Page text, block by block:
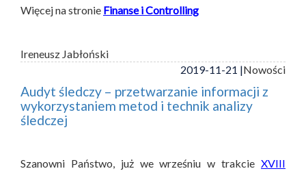
Więcej na stronie Finanse i Controlling
Ireneusz Jabłoński
2019-11-21 |Nowości
Audyt śledczy – przetwarzanie informacji z
wykorzystaniem metod i technik analizy
śledczej
Szanowni Państwo, już we wrześniu w trakcie XVIII